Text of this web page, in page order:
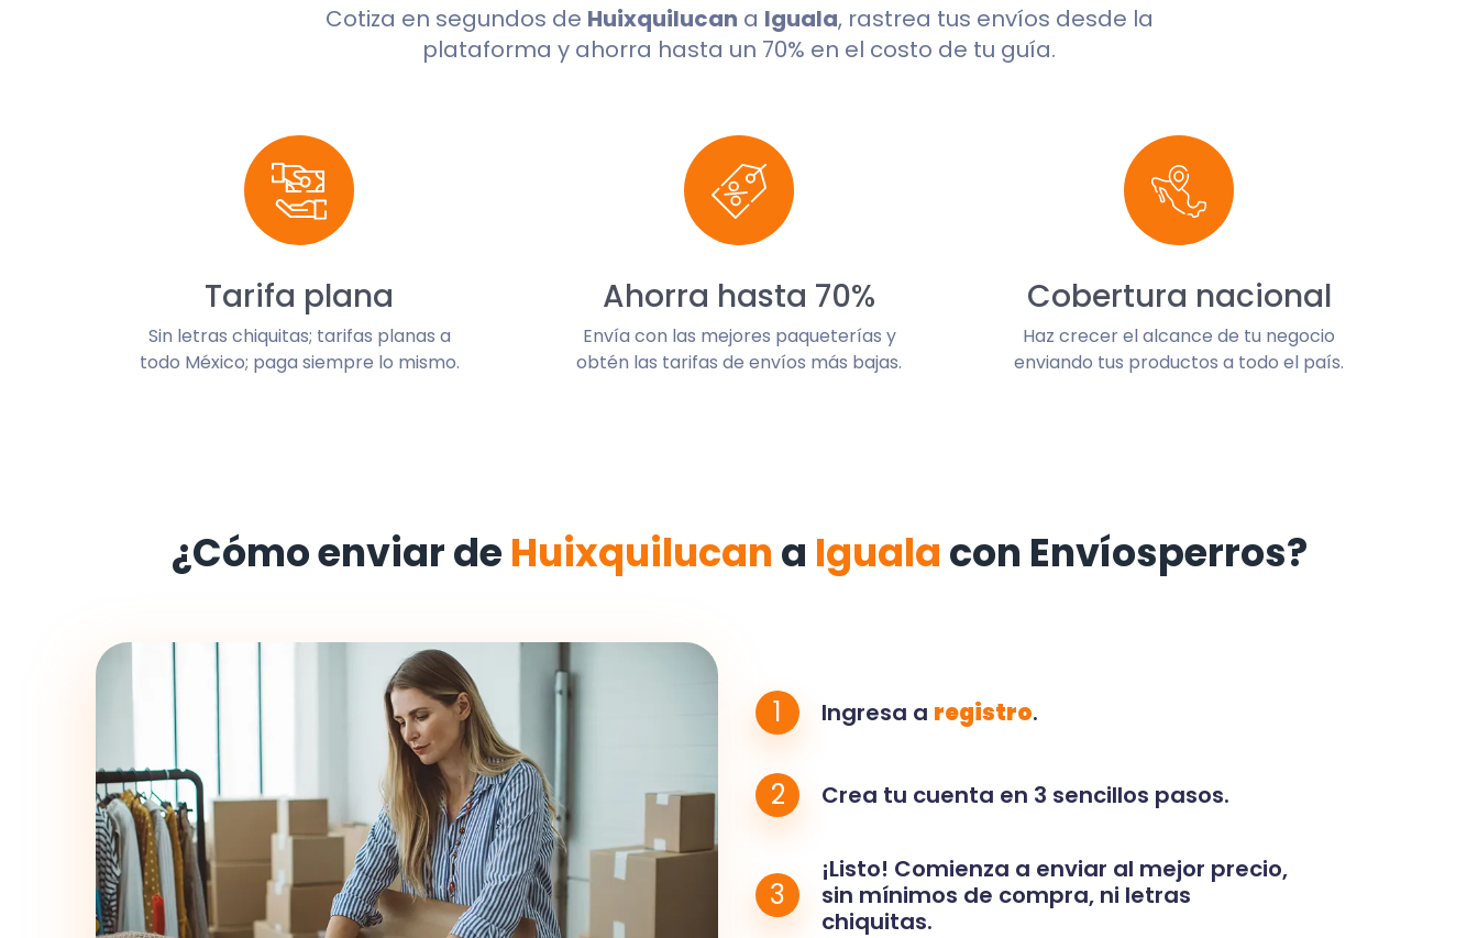
Cotiza en segundos de Huixquilucan a Iguala, rastrea tus envíos desde la
plataforma y ahorra hasta un 70% en el costo de tu guía.
Tarifa plana
Sin letras chiquitas; tarifas planas a
todo México; paga siempre lo mismo.
Ahorra hasta 70%
Envía con las mejores paqueterías y
obtén las tarifas de envíos más bajas.
Cobertura nacional
Haz crecer el alcance de tu negocio
enviando tus productos a todo el país.
¿Cómo enviar de Huixquilucan a Iguala con Envíosperros?
1 Ingresa a registro.
2 Crea tu cuenta en 3 sencillos pasos.
3
¡Listo! Comienza a enviar al mejor precio,
sin mínimos de compra, ni letras
chiquitas.